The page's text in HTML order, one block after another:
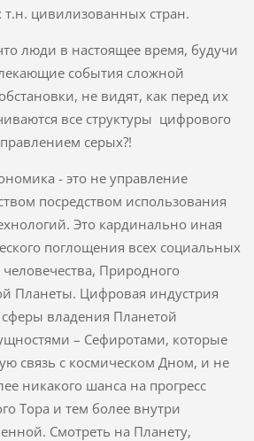
т.н. цивилизованных стран.
люди в настоящее время, будучи
события сложной
не видят, как перед их
все структуры цифрового
серых?!
- это не управление
посредством использования
Это кардинально иная
поглощения всех социальных
человечества, Природного
Планеты. Цифровая индустрия
сферы владения Планетой
– Сефиротами, которые
связь с космическом Дном, и не
никакого шанса на прогресс
Тора и тем более внутри
Смотреть на Планету,